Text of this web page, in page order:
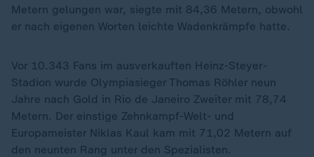
Metern gelungen war, siegte mit 84,36 Metern, obwohl
er nach eigenen Worten leichte Wadenkrämpfe hatte.
Vor 10.343 Fans im ausverkauften Heinz-Steyer-
Stadion wurde Olympiasieger Thomas Röhler neun
Jahre nach Gold in Rio de Janeiro Zweiter mit 78,74
Metern. Der einstige Zehnkampf-Welt- und
Europameister Niklas Kaul kam mit 71,02 Metern auf
den neunten Rang unter den Spezialisten.